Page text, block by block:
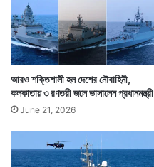
আরও শক্তিশালী হল দেশের নৌবাহিনী,
কলকাতায় ৩ রণতরী জলে ভাসালেন প্রধানমন্ত্রী
June 21, 2026